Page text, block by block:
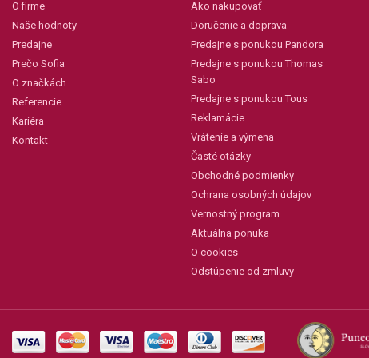
O firme
Naše hodnoty
Predajne
Prečo Sofia
O značkách
Referencie
Kariéra
Kontakt
Ako nakupovať
Doručenie a doprava
Predajne s ponukou Pandora
Predajne s ponukou Thomas
Sabo
Predajne s ponukou Tous
Reklamácie
Vrátenie a výmena
Časté otázky
Obchodné podmienky
Ochrana osobných údajov
Vernostný program
Aktuálna ponuka
O cookies
Odstúpenie od zmluvy